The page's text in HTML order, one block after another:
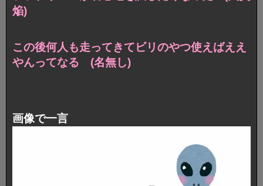
焔)
この後何人も走ってきてビリのやつ使えばええ
やんってなる (名無し)
画像で一言